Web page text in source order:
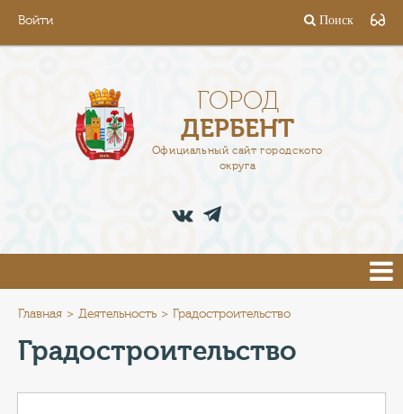
Войти Поиск
ГОРОД
ДЕРБЕНТ
Официальный сайт городского
округа
АДМИНИСТРАЦИЯ
ПРЕСС-ЦЕНТР
ТУРИСТАМ
Главная Деятельность Градостроительство
Градостроительство